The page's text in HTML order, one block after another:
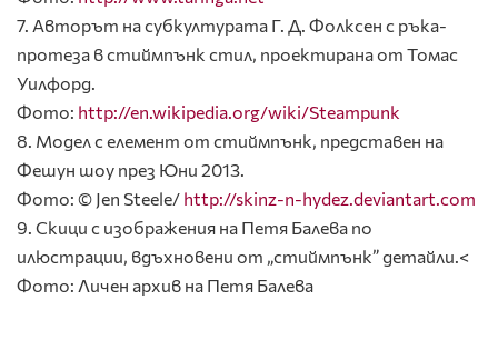
7. Авторът на субкултурата Г. Д. Фолксен с ръка-
протеза в стиймпънк стил, проектирана от Томас
Уилфорд.
Фото: http://en.wikipedia.org/wiki/Steampunk
8. Модел с елемент от стиймпънк, представен на
Фешун шоу през Юни 2013.
Фото: © Jen Steele/ http://skinz-n-hydez.deviantart.com
9. Скици с изображения на Петя Балева по
илюстрации, вдъхновени от „стиймпънк” детайли.<
Фото: Личен архив на Петя Балева